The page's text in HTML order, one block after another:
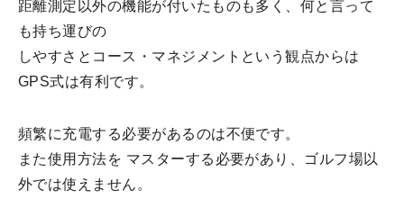
距離測定以外の機能が付いたものも多く、何と言って
も持ち運びの
しやすさとコース・マネジメントという観点からは
GPS式は有利です。
頻繁に充電する必要があるのは不便です。
また使用方法を マスターする必要があり、ゴルフ場以
外では使えません。